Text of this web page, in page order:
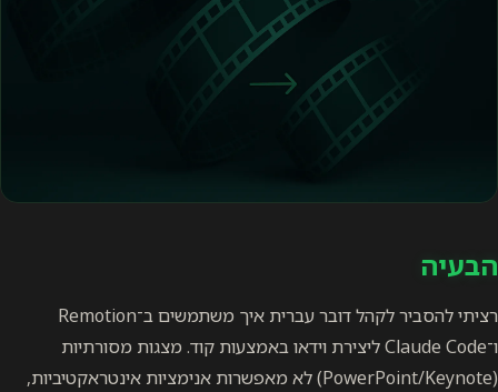
הבעיה
רציתי להסביר לקהל דובר עברית איך משתמשים ב־Remotion
ו־Claude Code ליצירת וידאו באמצעות קוד. מצגות מסורתיות
(PowerPoint/Keynote) לא מאפשרות אנימציות אינטראקטיביות,